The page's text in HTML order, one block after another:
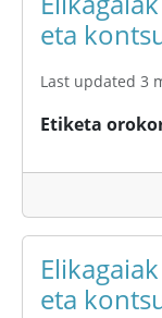
eta
Last updated 3
Etiketa
eta